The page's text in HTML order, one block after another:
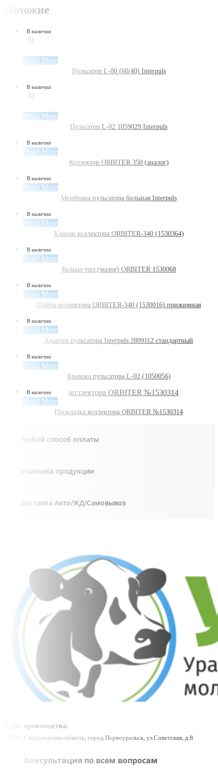
Похожие
В наличии
👍
Read More
Пульсатор L-80 (60/40) Interpuls
В наличии
👍
Read More
Пульсатор L-02 1059029 Interpuls
В наличии
Read More
Коллектор ORBITER 350 (аналог)
В наличии
Read More
Мембрана пульсатора большая Interpuls
В наличии
Read More
Клапан коллектора ORBITER-340 (1530364)
В наличии
Read More
Кольцо упл.(малое) ORBITER 1530068
В наличии
Read More
Шайба коллектора ORBITER-340 (1530016) прижимная
В наличии
Read More
Адаптер пульсатора Interpuls 2809112 стандартный
В наличии
Read More
Крышка пульсатора L-02 (1050056)
В наличии
Read More
Прокладка коллектора ORBITER №1530314
Любой способ оплаты
Упаковка продукции
Доставка Авто/ЖД/Самовывоз
Адрес производства:
23101, Свердловская область, город Первоуральск, ул.Советская, д.8
Консультация по всем вопросам